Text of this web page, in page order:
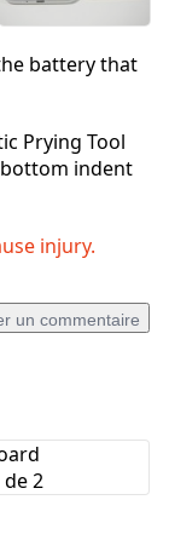
battery that
Prying Tool
indent
injury.
un commentaire